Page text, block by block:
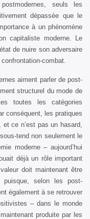
seuls les
dépassée que le
à un phénomène
capitaliste moderne. Le
de nuire son adversaire
combat.
aiment parler de post-
structurel du mode de
toutes les catégories
conséquent, les pratiques
ce n’est pas un hasard,
tend non seulement le
moderne – aujourd’hui
déjà un rôle important
doit maintenant être
puisque, selon les post-
également à se retrouver
– dans le monde
produite par les